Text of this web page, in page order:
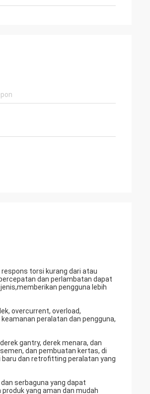
respons torsi kurang dari atau
dan perlambatan dapat
pengguna lebih
overcurrent, overload,
peralatan dan pengguna,
gantry, derek menara, dan
dan pembuatan kertas, di
dan retrofitting peralatan yang
dan serbaguna yang dapat
yang aman dan mudah